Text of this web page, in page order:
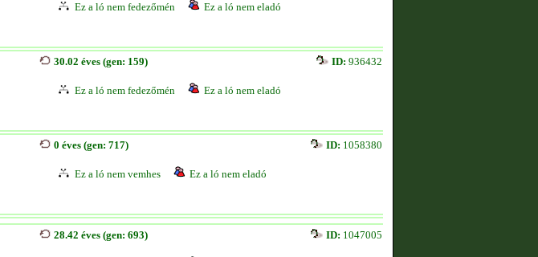
Ez a ló nem fedezőmén Ez a ló nem eladó
30.02 éves (gen: 159) ID: 936432
Ez a ló nem fedezőmén Ez a ló nem eladó
0 éves (gen: 717) ID: 1058380
Ez a ló nem vemhes Ez a ló nem eladó
28.42 éves (gen: 693) ID: 1047005